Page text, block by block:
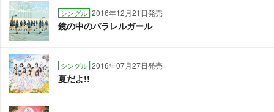
シングル 2016年12月21日発売
鏡の中のパラレルガール
シングル 2016年07月27日発売
夏だよ!!